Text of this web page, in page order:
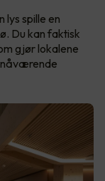
lys spille en
Du kan faktisk
gjør lokalene
nåværende